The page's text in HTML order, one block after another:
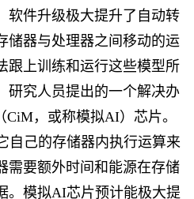
软件升级极大提升了自动转
储器与处理器之间移动的运
跟上训练和运行这些模型所
研究人员提出的一个解决办
CiM，或称模拟AI）芯片。
自己的存储器内执行运算来
需要额外时间和能源在存储
。模拟AI芯片预计能极大提